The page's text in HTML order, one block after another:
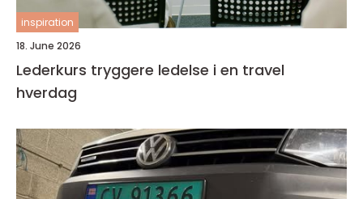
inspiration
18. June 2026
Lederkurs tryggere ledelse i en travel
hverdag